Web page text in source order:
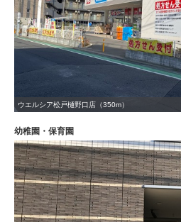
ウエルシア松戸樋野口店（350m）
幼稚園・保育園